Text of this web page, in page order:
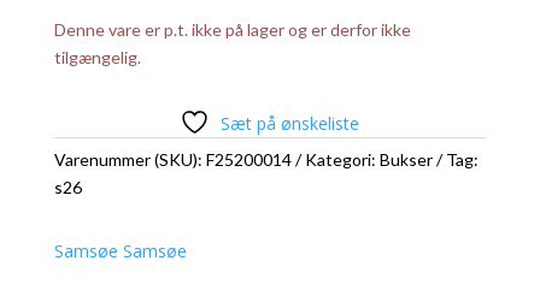
Denne vare er p.t. ikke på lager og er derfor ikke
tilgængelig.
Sæt på ønskeliste
Varenummer (SKU): F25200014 Kategori: Bukser
Tag:
s26
Samsøe Samsøe